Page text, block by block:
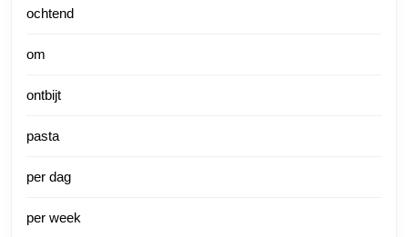
ochtend
om
ontbijt
pasta
per dag
per week